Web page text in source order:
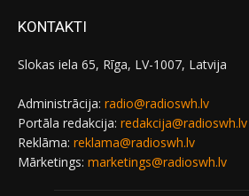
KONTAKTI
Slokas iela 65, Rīga, LV-1007, Latvija
Administrācija: radio@radioswh.lv
Portāla redakcija: redakcija@radioswh.lv
Reklāma: reklama@radioswh.lv
Mārketings: marketings@radioswh.lv